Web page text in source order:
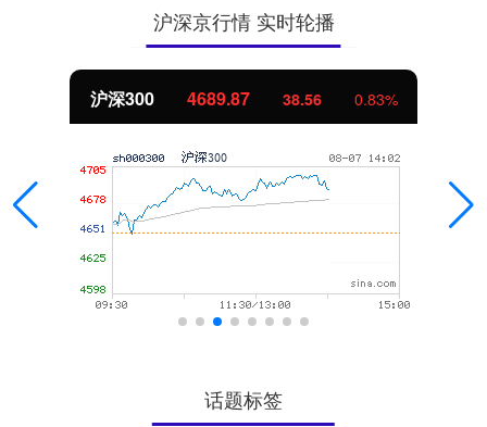
沪深京行情 实时轮播
沪深300 4689.87 38.56 0.83%
话题标签